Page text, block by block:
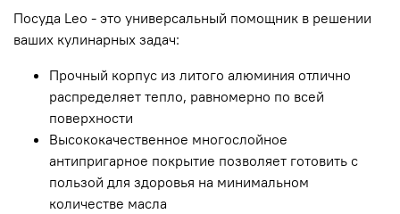
Посуда Leo - это универсальный помощник в решении
ваших кулинарных задач:
Прочный корпус из литого алюминия отлично
распределяет тепло, равномерно по всей
поверхности
Высококачественное многослойное
антипригарное покрытие позволяет готовить с
пользой для здоровья на минимальном
количестве масла